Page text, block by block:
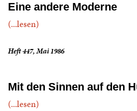
Eine andere Moderne
(...lesen)
Heft 447, Mai 1986
Mit den Sinnen auf den
(...lesen)